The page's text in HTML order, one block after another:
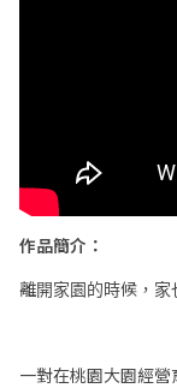
作品簡介：
離開家園的時候，家
一對在桃園大園經